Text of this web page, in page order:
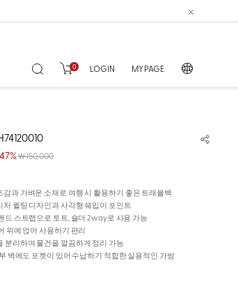
0 LOGIN MY PAGE
47%￦150,000
감과 가벼운 소재로 여행 시 활용하기 좋은 트래블백
처 퀼팅 디자인과 사각형 쉐입이 포인트
드 스트랩으로 토트, 숄더 2way로 사용 가능
위에 얹어 사용하기 편리
분리하여 물건을 깔끔하게 정리 가능
벽에도 포켓이 있어 수납하기 적합한 실용적인 가방